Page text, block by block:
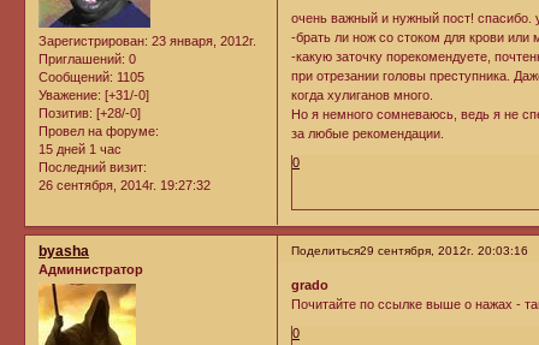
Зарегистрирован: 23 января, 2012г.
Приглашений: 0
Сообщений: 1105
Уважение: [+31/-0]
Позитив: [+28/-0]
Провел на форуме:
15 дней 1 час
Последний визит:
26 сентября, 2014г. 19:27:32
очень важный и нужный пост! спасибо.
-брать ли нож со стоком для крови
-какую заточку порекомендуете,
при отрезании головы преступника.
когда хулиганов много.
Но я немного сомневаюсь, ведь я не
за любые рекомендации.
0
Поделиться29 сентября, 2012г. 20:03:16
byasha
Администратор
grado
Почитайте по ссылке выше о нажах -
0